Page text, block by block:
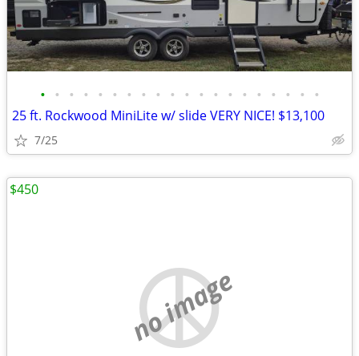
• • • • • • • • • • • • • • • • • • • •
25 ft. Rockwood MiniLite w/ slide VERY NICE! $13,100
7/25
no image
$450